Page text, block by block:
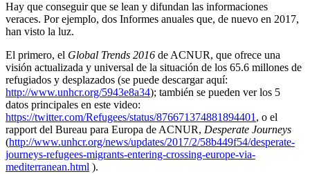
Hay que conseguir que se lean y difundan las informaciones
veraces. Por ejemplo, dos Informes anuales que, de nuevo en 2017,
han visto la luz.
El primero, el Global Trends 2016 de ACNUR, que ofrece una
visión actualizada y universal de la situación de los 65.6 millones de
refugiados y desplazados (se puede descargar aquí:
http://www.unhcr.org/5943e8a34); también se pueden ver los 5
datos principales en este video:
https://twitter.com/Refugees/status/876671374881894401 , o el
rapport del Bureau para Europa de ACNUR, Desperate Journeys
(http://www.unhcr.org/news/updates/2017/2/58b449f54/desperate-
journeys-refugees-migrants-entering-crossing-europe-via-
mediterranean.html ).